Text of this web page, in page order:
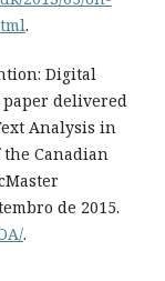
.
Digital
delivered
Analysis in
Canadian
de 2015.
.